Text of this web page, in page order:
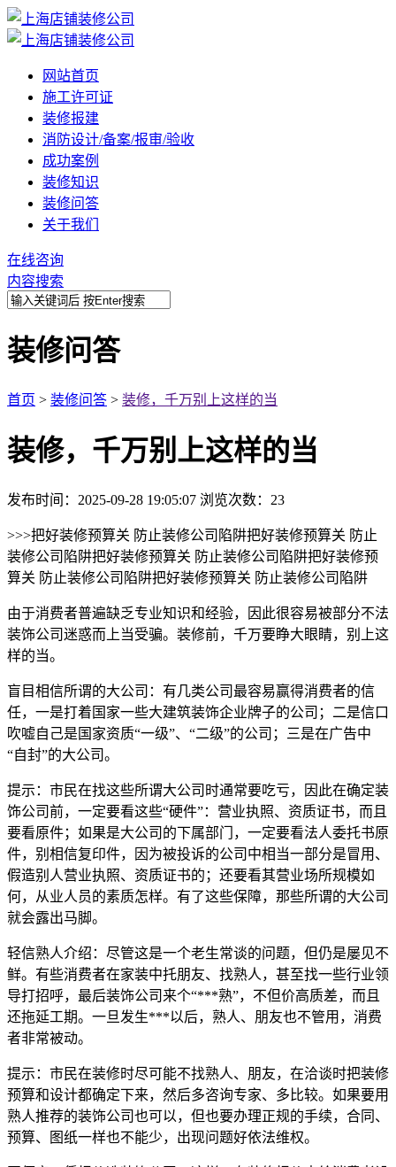
网站首页
施工许可证
装修报建
消防设计/备案/报审/验收
成功案例
装修知识
装修问答
关于我们
在线咨询
内容搜索
装修问答
首页 > 装修问答 > 装修，千万别上这样的当
装修，千万别上这样的当
发布时间：2025-09-28 19:05:07 浏览次数： 23
>>>把好装修预算关 防止装修公司陷阱把好装修预算关 防止
装修公司陷阱把好装修预算关 防止装修公司陷阱把好装修预
算关 防止装修公司陷阱把好装修预算关 防止装修公司陷阱
由于消费者普遍缺乏专业知识和经验，因此很容易被部分不法
装饰公司迷惑而上当受骗。装修前，千万要睁大眼睛，别上这
样的当。
盲目相信所谓的大公司：有几类公司最容易赢得消费者的信
任，一是打着国家一些大建筑装饰企业牌子的公司；二是信口
吹嘘自己是国家资质“一级”、“二级”的公司；三是在广告中
“自封”的大公司。
提示：市民在找这些所谓大公司时通常要吃亏，因此在确定装
饰公司前，一定要看这些“硬件”：营业执照、资质证书，而且
要看原件；如果是大公司的下属部门，一定要看法人委托书原
件，别相信复印件，因为被投诉的公司中相当一部分是冒用、
假造别人营业执照、资质证书的；还要看其营业场所规模如
何，从业人员的素质怎样。有了这些保障，那些所谓的大公司
就会露出马脚。
轻信熟人介绍：尽管这是一个老生常谈的问题，但仍是屡见不
鲜。有些消费者在家装中托朋友、找熟人，甚至找一些行业领
导打招呼，最后装饰公司来个“***熟”，不但价高质差，而且
还拖延工期。一旦发生***以后，熟人、朋友也不管用，消费
者非常被动。
提示：市民在装修时尽可能不找熟人、朋友，在洽谈时把装修
预算和设计都确定下来，然后多咨询专家、多比较。如果要用
熟人推荐的装饰公司也可以，但也要办理正规的手续，合同、
预算、图纸一样也不能少，出现问题好依法维权。